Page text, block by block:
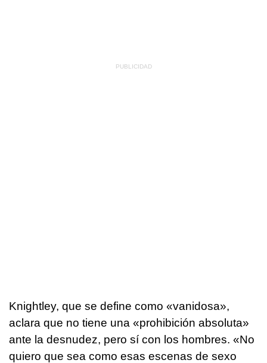
Knightley, que se define como «vanidosa»,
aclara que no tiene una «prohibición absoluta»
ante la desnudez, pero sí con los hombres. «No
quiero que sea como esas escenas de sexo